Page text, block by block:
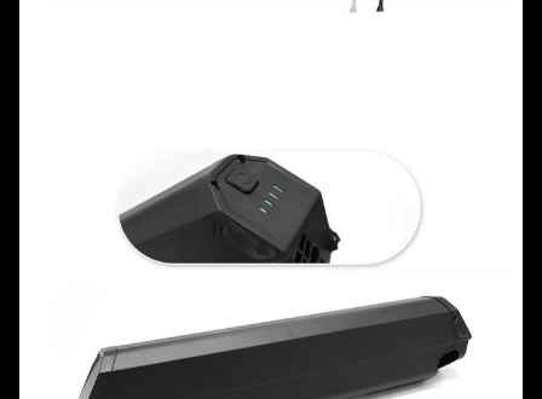
52V13AH [trong nước 2500] với bộ sạc,
52V14.5AH [Samsung
2900] với bộ sạc, 52V16AH [Panasonic
3200] với bộ sạc, 52V17.5AH [Samsung
3500] với bộ sạc